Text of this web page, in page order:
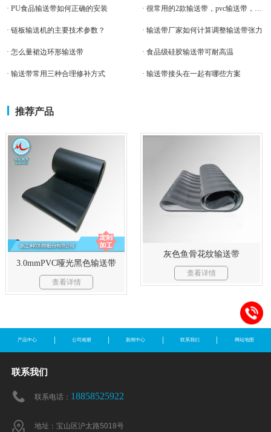
· PU食品输送带如何正确的安装 · 很常用的2款输送带，pvc输送带，pu输送带
· 链板输送机的主要技术参数？ · 输送带厂家如何计算调整输送带张力
· 怎么量裙边环形输送带 · 食品级硅胶输送带可耐高温
· 输送带常用三种合理修补方式 · 输送带接头在一起有哪些方案
推荐产品
3.0mmPVC哑光黑色输送带
查看详情
灰色鱼骨花纹输送带
查看详情
产品中心 公司相册 新闻中心 联系我们 网站地图
联系我们
联系电话： 18858525922
地址：宝山区沪太路5018号